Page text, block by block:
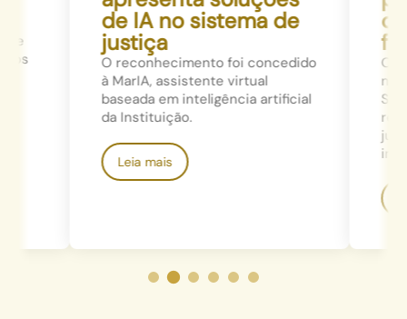
de IA no sistema de
justiça
O reconhecimento foi concedido
à MarIA, assistente virtual
baseada em inteligência artificial
da Instituição.
Leia mais
O
no